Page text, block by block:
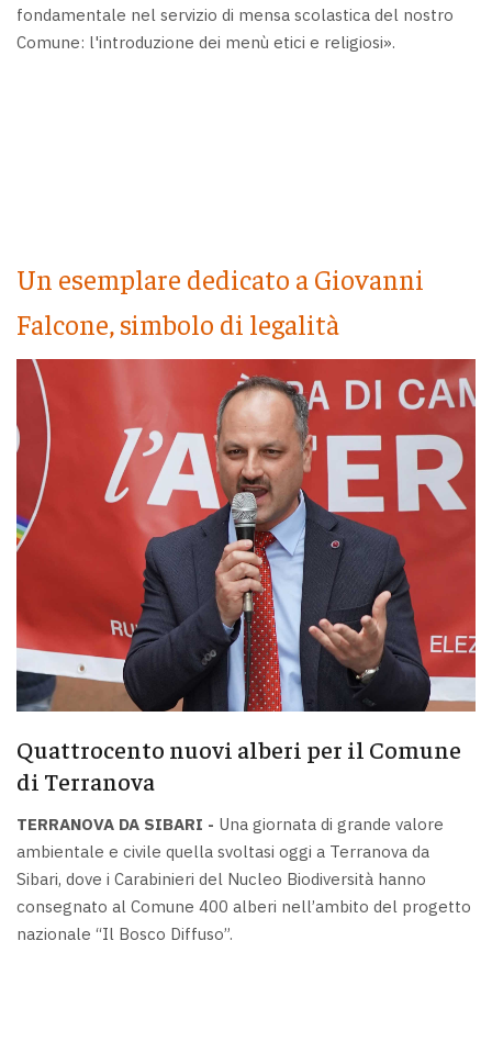
fondamentale nel servizio di mensa scolastica del nostro
Comune: l'introduzione dei menù etici e religiosi».
Un esemplare dedicato a Giovanni
Falcone, simbolo di legalità
Quattrocento nuovi alberi per il Comune
di Terranova
TERRANOVA DA SIBARI - Una giornata di grande valore
ambientale e civile quella svoltasi oggi a Terranova da
Sibari, dove i Carabinieri del Nucleo Biodiversità hanno
consegnato al Comune 400 alberi nell’ambito del progetto
nazionale “Il Bosco Diffuso”.